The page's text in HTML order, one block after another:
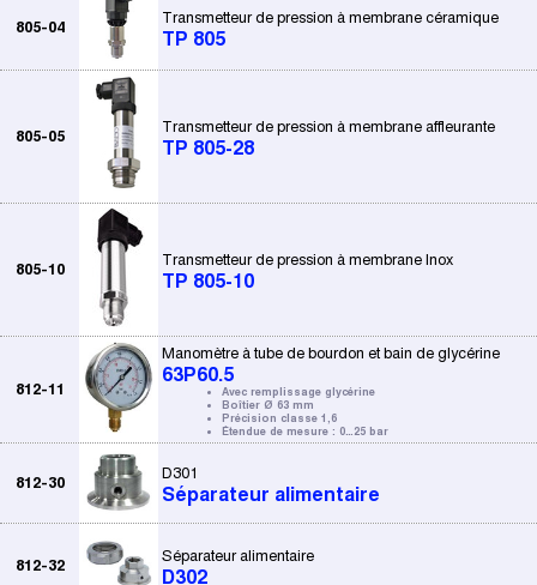
805-04
Transmetteur de pression à membrane céramique
TP 805
805-05
Transmetteur de pression à membrane affleurante
TP 805-28
805-10
Transmetteur de pression à membrane Inox
TP 805-10
812-11
Manomètre à tube de bourdon et bain de glycérine
63P60.5
Avec remplissage glycérine
Boîtier Ø 63 mm
Précision classe 1,6
Étendue de mesure : 0…25 bar
812-30
D301
Séparateur alimentaire
812-32
Séparateur alimentaire
D302